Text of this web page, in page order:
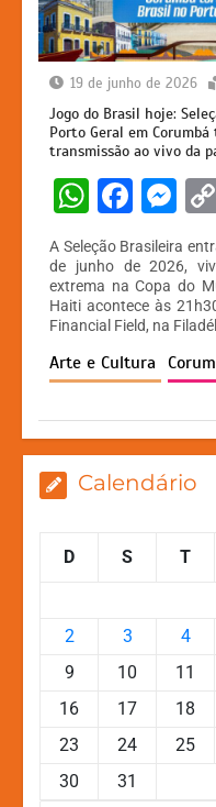
19 de junho de 2026
Jogo do Brasil hoje:
Porto Geral em
transmissão ao vivo da
W
h
at
s
A
p
F
c
e
b
o
k
M
s
s
e
n
er
A Seleção Brasileira
de junho de 2026,
extrema na Copa do
Haiti acontece às
Financial Field, na
Arte e Cultura
Calendário
D S T
2
3 4
9
10 11
16
17 18
23
24 25
30
31